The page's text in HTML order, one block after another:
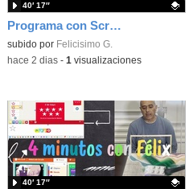
Programa con Scratch, 8 diferentes juegos para vivir la emoción de los partidos de España en el mundial 2026
Contenido educativo.
subido por Felicisimo G.
40′ 17″
-hace 2 dias- 1 visualizaciones
40′ 17″